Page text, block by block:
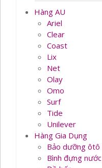
Hàng AU
Ariel
Clear
Coast
Lix
Net
Olay
Omo
Surf
Tide
Unilever
Hàng Gia Dụng
Bảo dưỡng ôtô
Bình đựng nước